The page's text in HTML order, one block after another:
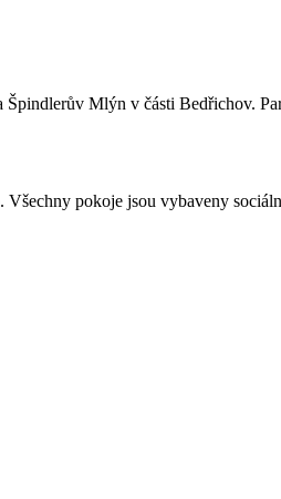
Špindlerův Mlýn v části Bedřichov.
pokoje jsou vybaveny